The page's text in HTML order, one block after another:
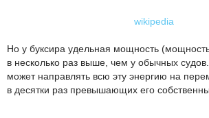
wikipedia
Но у буксира удельная мощность
в несколько раз выше, чем у обычных судов.
может направлять всю эту энергию на
в десятки раз превышающих его